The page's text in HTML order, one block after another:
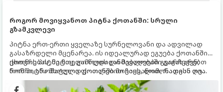
როგორ მოვიყვანოთ პიტნა ქოთანში: სრული
გზამკვლევი
პიტნა ერთ-ერთი ყველაზე სურნელოვანი და ადვილად
გასაზრდელი მცენარეა. ის იდეალურად ეგუება ქოთანში
ცხოვრებას, მეტიც, გამოცდილი მებაღეები გვირჩევენ,
რომ პიტნა მხოლოდ ქოთანში მოვიყვანოთ, რადგან ღია
გრუნტში (ბაღში) დარგვისას ის ფესვებით ძალიან
სწრაფად ვრცელდება და სხვა მცენარეებს ავიწროებს.
ქოთნის პიტნა მთელი წლის განმავლობაში გაგახარებთ
ნორჩი, არომატული ფოთლებით ჩაის, ლიმონათისა თუ
კერძებისთვის.